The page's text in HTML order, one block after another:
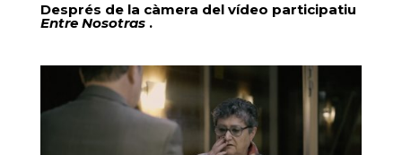
Després de la càmera del vídeo participatiu
Entre Nosotras.